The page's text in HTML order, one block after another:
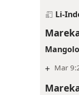
Li-
+ Mar